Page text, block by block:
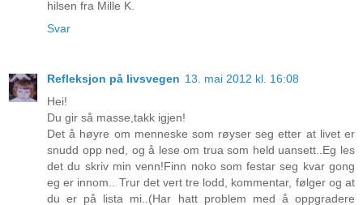
hilsen fra Mille K.
Svar
Refleksjon på livsvegen 13. mai 2012 kl. 16:08
Hei!
Du gir så masse,takk igjen!
Det å høyre om menneske som røyser seg etter at livet er
snudd opp ned, og å lese om trua som held uansett..Eg les
det du skriv min venn!Finn noko som festar seg kvar gong
eg er innom.. Trur det vert tre lodd, kommentar, følger og at
du er på lista mi..(Har hatt problem med å oppgradere